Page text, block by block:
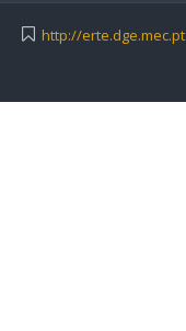
http://erte.dge.mec.pt